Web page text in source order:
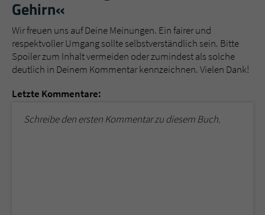
Gehirn«
Wir freuen uns auf Deine Meinungen. Ein fairer und
respektvoller Umgang sollte selbstverständlich sein. Bitte
Spoiler zum Inhalt vermeiden oder zumindest als solche
deutlich in Deinem Kommentar kennzeichnen. Vielen Dank!
Letzte Kommentare:
Schreibe den ersten Kommentar zu diesem Buch.